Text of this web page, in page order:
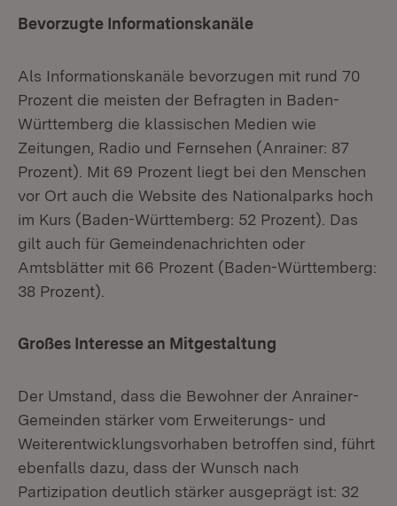
Bevorzugte Informationskanäle
Als Informationskanäle bevorzugen mit rund 70
Prozent die meisten der Befragten in Baden-
Württemberg die klassischen Medien wie
Zeitungen, Radio und Fernsehen (Anrainer: 87
Prozent). Mit 69 Prozent liegt bei den Menschen
vor Ort auch die Website des Nationalparks hoch
im Kurs (Baden-Württemberg: 52 Prozent). Das
gilt auch für Gemeindenachrichten oder
Amtsblätter mit 66 Prozent (Baden-Württemberg:
38 Prozent).
Großes Interesse an Mitgestaltung
Der Umstand, dass die Bewohner der Anrainer-
Gemeinden stärker vom Erweiterungs- und
Weiterentwicklungsvorhaben betroffen sind, führt
ebenfalls dazu, dass der Wunsch nach
Partizipation deutlich stärker ausgeprägt ist: 32